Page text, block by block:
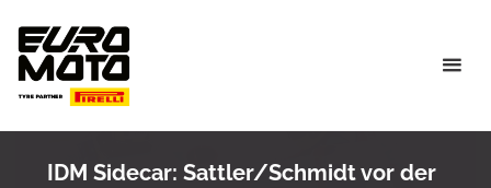
content
IDM Sidecar: Sattler/Schmidt vor der